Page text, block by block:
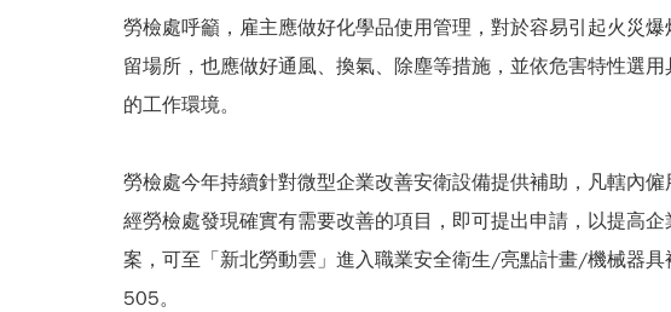
勞檢處呼籲，雇主應做好化學品使用管理，對於容易引起火災
留場所，也應做好通風、換氣、除塵等措施，並依危害特性選
的工作環境。
勞檢處今年持續針對微型企業改善安衛設備提供補助，凡轄內
經勞檢處發現確實有需要改善的項目，即可提出申請，以提高
案，可至「新北勞動雲」進入職業安全衛生/亮點計畫/機械器
505。